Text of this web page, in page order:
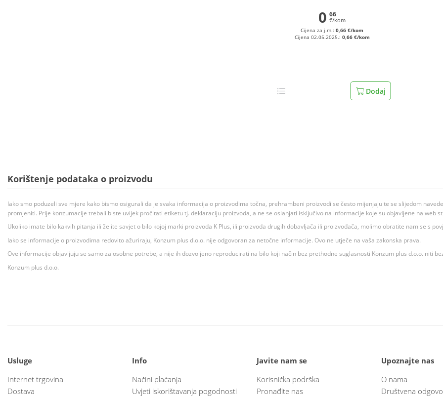
0 66
€/kom
Cijena za j.m.:0,66 €/kom
Cijena 02.05.2025.: 0,66 €/kom
Dodaj
Korištenje podataka o proizvodu
Iako smo poduzeli sve mjere kako bismo osigurali da je svaka informacija o proizvodima točna, prehrambeni proizvodi se često mijenjaju te se slijedom
promjeniti. Prije konzumacije trebali biste uvijek pročitati etiketu tj. deklaraciju proizvoda, a ne se oslanjati isključivo na informacije koje su objavljene na web
Ukoliko imate bilo kakvih pitanja ili želite savjet o bilo kojoj marki proizvoda K Plus, ili proizvoda drugih dobavljača ili proizvođača, molimo obratite nam se s
Iako se informacije o proizvodima redovito ažuriraju, Konzum plus d.o.o. nije odgovoran za netočne informacije. Ovo ne utječe na vaša zakonska prava.
Ove informacije objavljuju se samo za osobne potrebe, a nije ih dozvoljeno reproducirati na bilo koji način bez prethodne suglasnosti Konzum plus d.o.o. niti
Konzum plus d.o.o.
Usluge
Internet trgovina
Dostava
Info
Načini plaćanja
Uvjeti iskorištavanja pogodnosti
Javite nam se
Korisnička podrška
Pronađite nas
Upoznajte nas
O nama
Društvena